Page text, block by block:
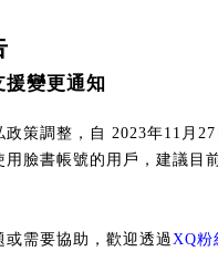
援變更通知
政策調整，自 2023年11月
用臉書帳號的用戶，建議目
或需要協助，歡迎透過XQ粉